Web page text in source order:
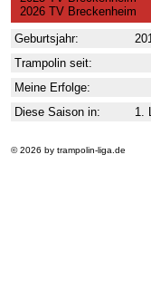
2026 TV Breckenheim
Geburtsjahr:
Trampolin seit:
Meine Erfolge:
Diese Saison in:
1.
© 2026 by trampolin-liga.de